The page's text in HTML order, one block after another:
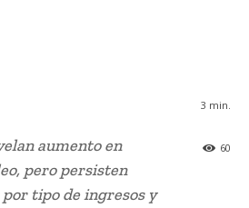
3 min.
60
aumento en
pero persisten
tipo de ingresos y